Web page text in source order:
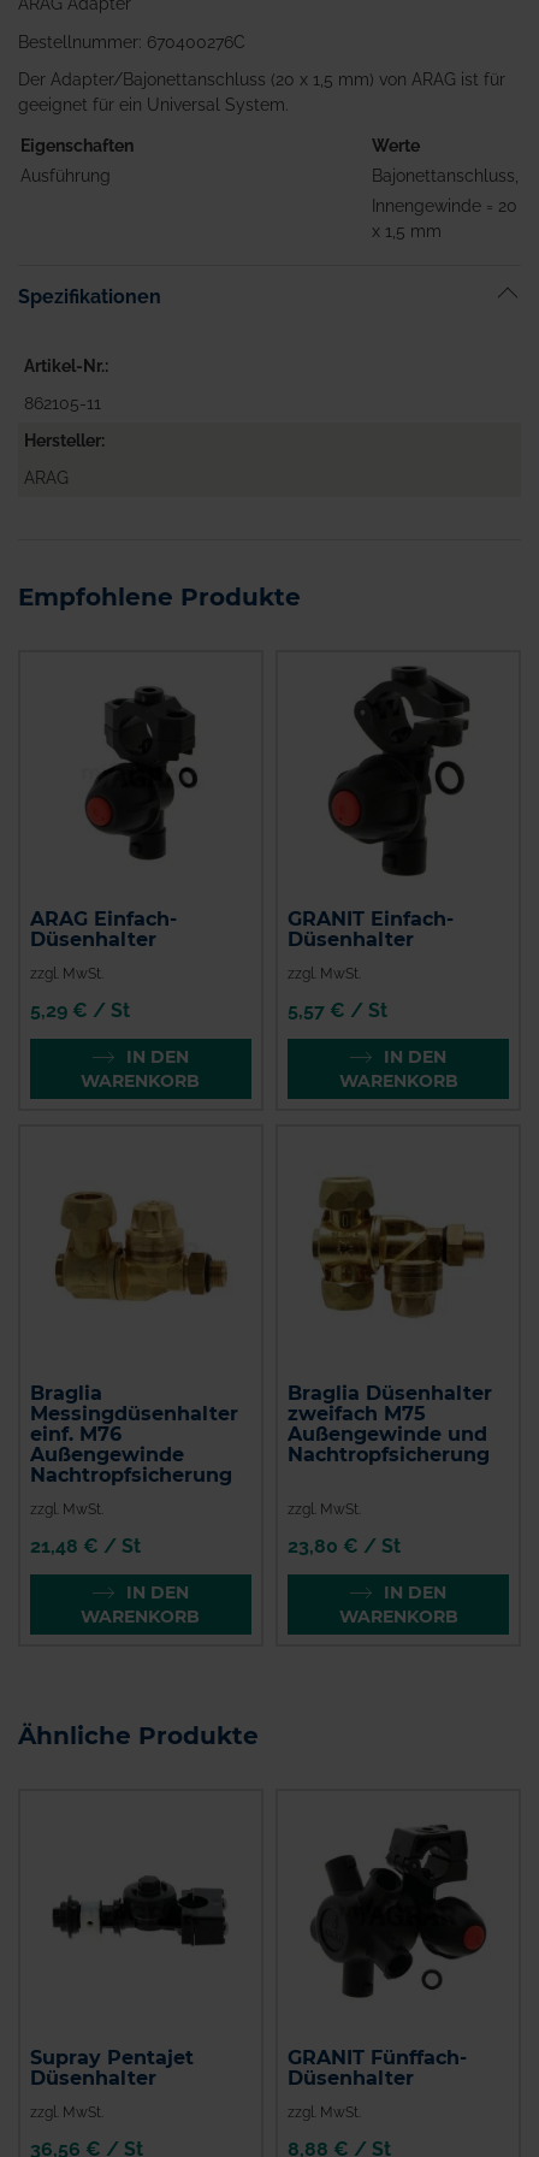
ARAG Adapter
Bestellnummer: 670400276C
Der Adapter/Bajonettanschluss (20 x 1,5 mm) von ARAG ist für
geeignet für ein Universal System.
Eigenschaften
Werte
Ausführung
Bajonettanschluss,
Innengewinde = 20
x 1,5 mm
Spezifikationen
Artikel-Nr.
862105-11
Hersteller
ARAG
Empfohlene Produkte
ARAG Einfach-
Düsenhalter
zzgl. MwSt.
5,29 € / St
IN DEN
WARENKORB
GRANIT Einfach-
Düsenhalter
zzgl. MwSt.
5,57 € / St
IN DEN
WARENKORB
Braglia
Messingdüsenhalter
einf. M76
Außengewinde
Nachtropfsicherung
zzgl. MwSt.
21,48 € / St
IN DEN
WARENKORB
Braglia Düsenhalter
zweifach M75
Außengewinde und
Nachtropfsicherung
zzgl. MwSt.
23,80 € / St
IN DEN
WARENKORB
Ähnliche Produkte
Supray Pentajet
Düsenhalter
zzgl. MwSt.
36,56 € / St
GRANIT Fünffach-
Düsenhalter
zzgl. MwSt.
8,88 € / St